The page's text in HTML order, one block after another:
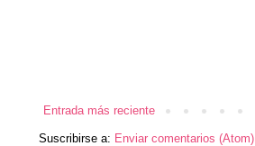
Entrada más reciente
Suscribirse a: Enviar comentarios (Atom)